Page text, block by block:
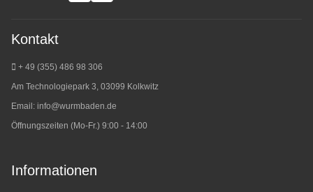
Kontakt
+ 49 (355) 486 98 306
Am Technologiepark 3, 03099 Kolkwitz
Email: info@wurmbaden.de
Öffnungszeiten (Mo-Fr.) 9:00 - 14:00
Informationen